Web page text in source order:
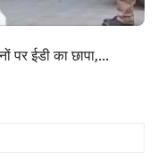
पर ईडी का छापा,...